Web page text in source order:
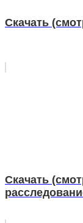
Скачать
Скачать